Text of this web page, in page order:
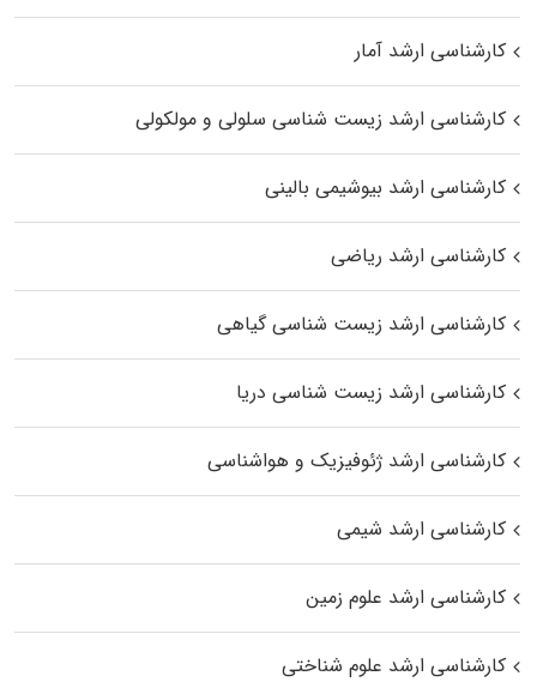
کارشناسی ارشد آمار
کارشناسی ارشد زیست شناسی سلولی و مولکولی
کارشناسی ارشد بیوشیمی بالینی
کارشناسی ارشد ریاضی
کارشناسی ارشد زیست‌ شناسی گیاهی
کارشناسی ارشد زیست‌ شناسی دریا
کارشناسی ارشد ژئوفیزیک و هواشناسی
کارشناسی ارشد شیمی
کارشناسی ارشد علوم زمین
کارشناسی ارشد علوم شناختی